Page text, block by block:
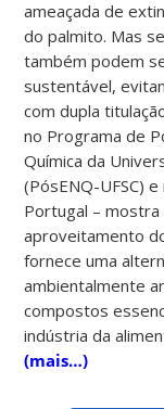
ameaçada de
do palmito. Mas
também podem
sustentável,
com dupla
no Programa de
Química da
(PósENQ-UFSC)
Portugal – mostra
aproveitamento
fornece uma
ambientalmente
compostos
indústria da
(mais…)